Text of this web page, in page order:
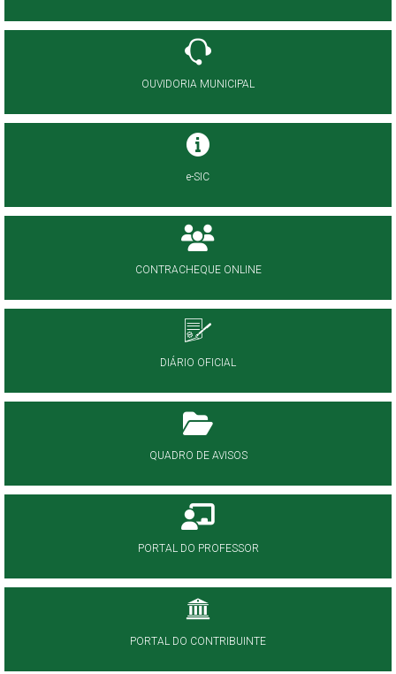
OUVIDORIA MUNICIPAL
e-SIC
CONTRACHEQUE ONLINE
DIÁRIO OFICIAL
QUADRO DE AVISOS
PORTAL DO PROFESSOR
PORTAL DO CONTRIBUINTE